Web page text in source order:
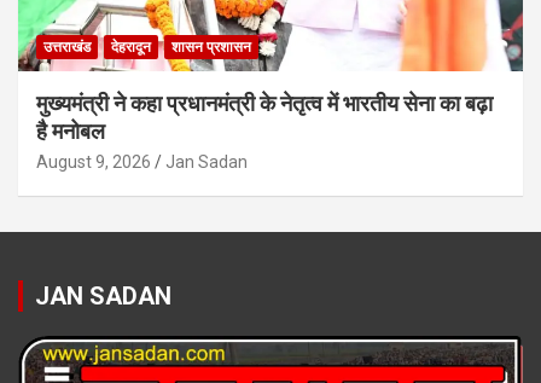
उत्तराखंड देहरादून शासन प्रशासन
मुख्यमंत्री ने कहा प्रधानमंत्री के नेतृत्व में भारतीय सेना का बढ़ा
है मनोबल
August 9, 2026 Jan Sadan
JAN SADAN